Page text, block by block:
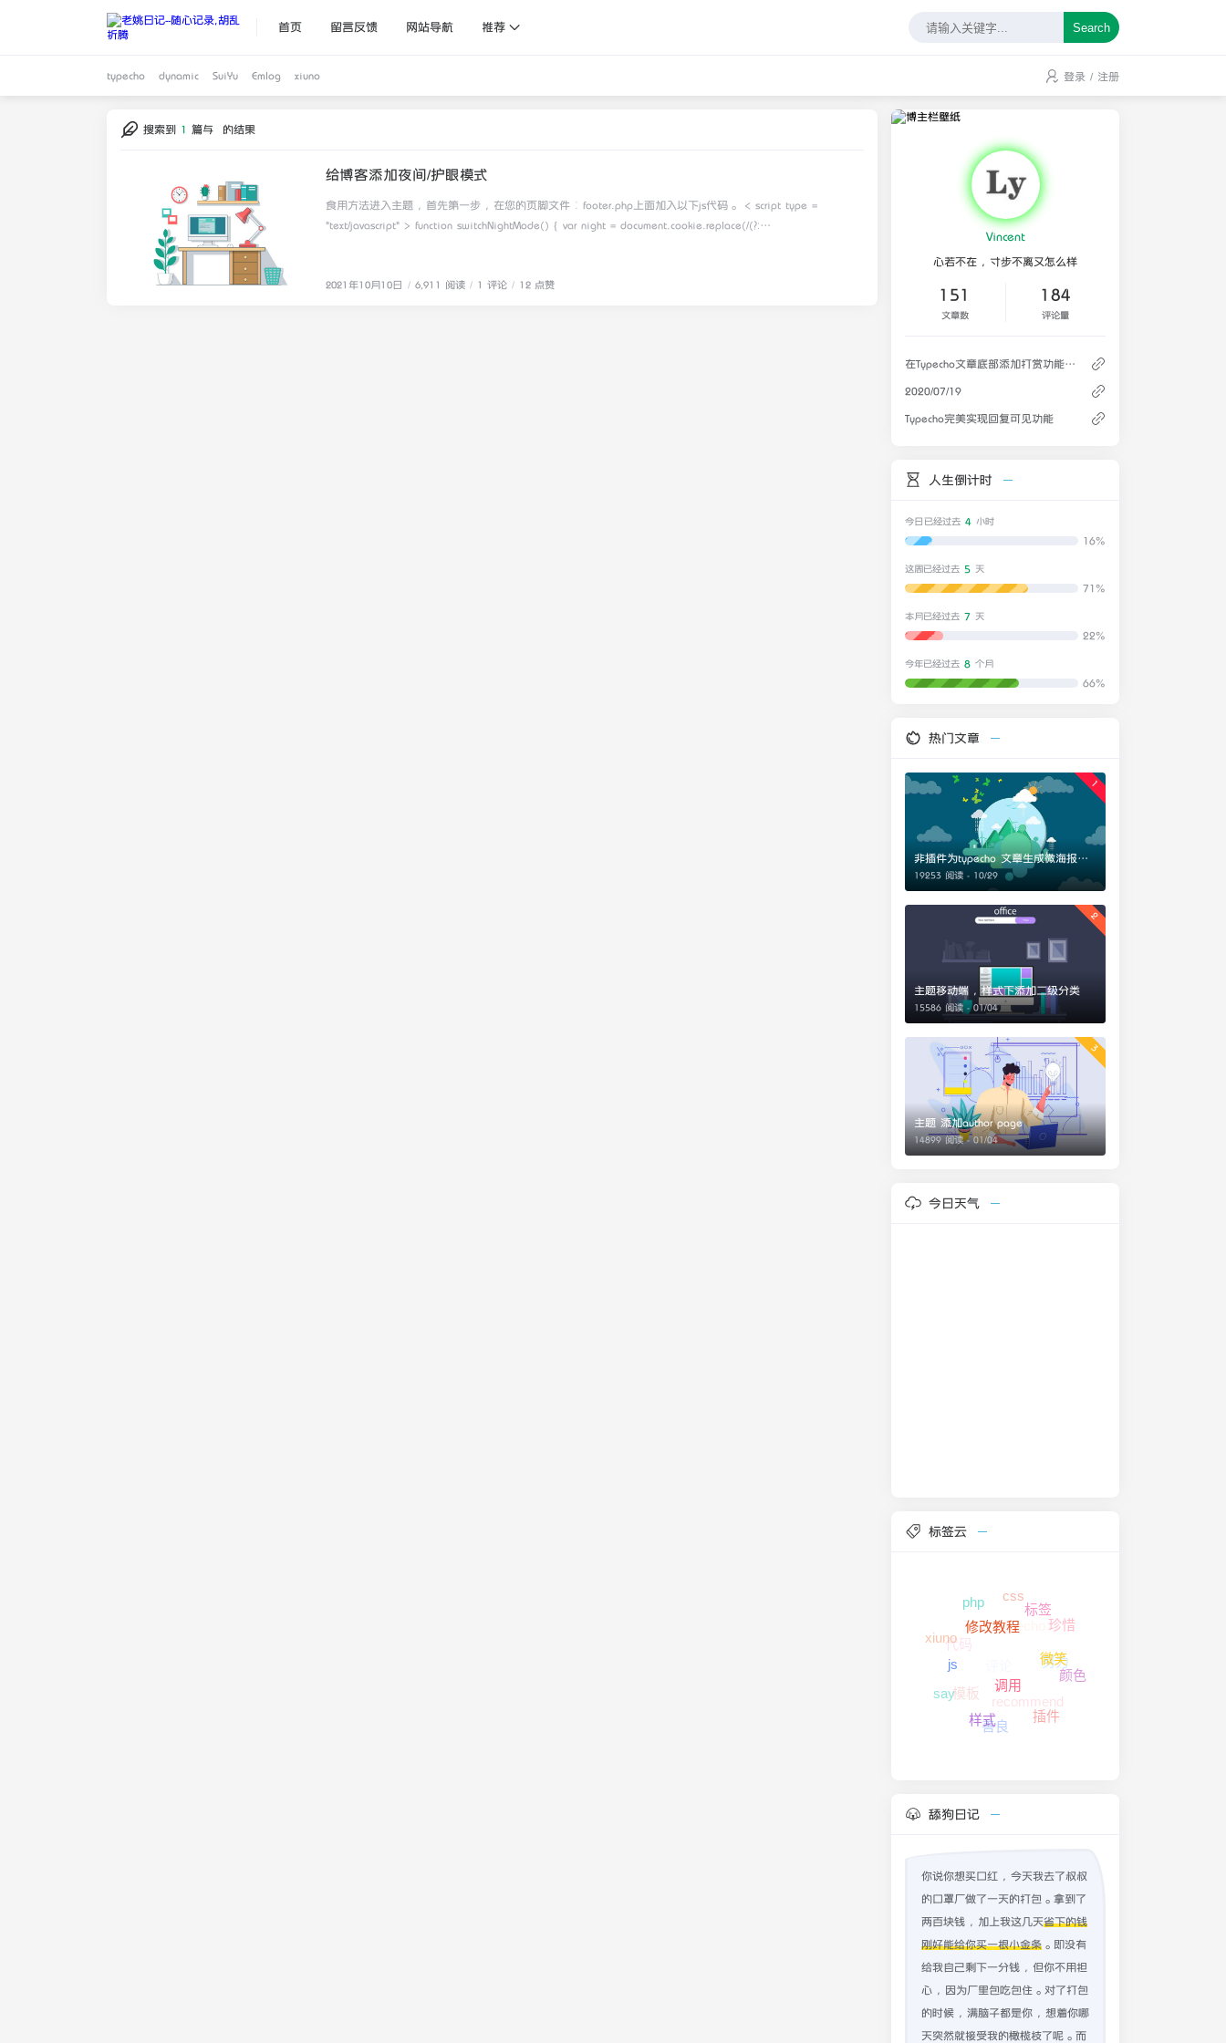
首页 留言反馈 网站导航 推荐 Search
typecho dynamic SuiYu Emlog xiuno 登录 / 注册
搜索到 1 篇与 的结果
2021-10-10
给博客添加夜间/护眼模式
食用方法进入主题，首先第一步，在您的页脚文件：footer.php上面加入以下js代码。 < script type =
"text/javascript" > function switchNightMode() { var night = document.cookie.replace(/(?:
document.body.classList.remove("night"); document.cookie = "night=0;path=/"; console.log("夜间模式关闭") }
2021年10月10日 6,911 阅读 1 评论 12 点赞
Vincent
心若不在，寸步不离又怎么样
151
文章数
184
评论量
在Typecho文章底部添加打赏功能的实现
2020/07/19
Typecho完美实现回复可见功能
人生倒计时
今日已经过去 4 小时
16%
这周已经过去 5 天
71%
本月已经过去 7 天
22%
今年已经过去 8 个月
66%
热门文章
1
非插件为typecho 文章生成微海报分享
19253 阅读 - 10/29
2
主题移动端，样式下添加二级分类
15586 阅读 - 01/04
3
主题 添加author page
14899 阅读 - 01/04
今日天气
标签云
代码
xiuno
php
css
typecho
模板
say
标签珍惜
努力
recommend
善良
样式
调用
微笑
颜色
插件
舔狗日记
你说你想买口红，今天我去了叔叔
的口罩厂做了一天的打包。拿到了
两百块钱，加上我这几天省下的钱
刚好能给你买一根小金条 。即没有
给我自己剩下一分钱，但你不用担
心，因为厂里包吃包住。对了打包
的时候，满脑子都是你，想着你哪
天突然就接受我的橄榄枝了呢。而